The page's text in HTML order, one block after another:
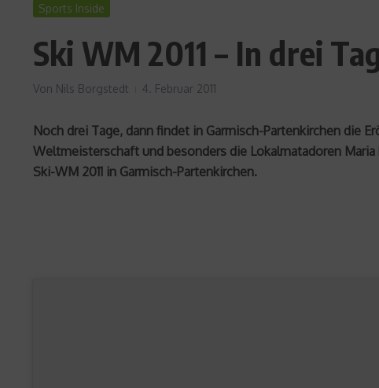
Sports Inside
Ski WM 2011 – In drei
Von Nils Borgstedt 4. Februar 2011
Noch drei Tage, dann findet in Garmisch-Partenkirchen die
Weltmeisterschaft und besonders die Lokalmatadoren
Ski-WM 2011 in Garmisch-Partenkirchen.